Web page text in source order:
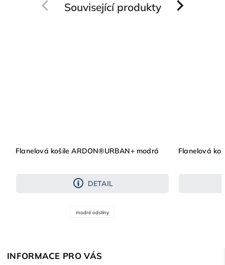
Související produkty
Previous
Flanelová košile ARDON®URBAN+ modrá
DETAIL
modré odstíny
Flanelová
Next
INFORMACE PRO VÁS